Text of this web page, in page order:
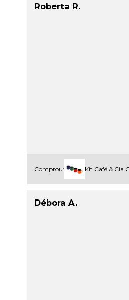
Roberta R.
Comprou: Kit Café & Cia
Débora A.